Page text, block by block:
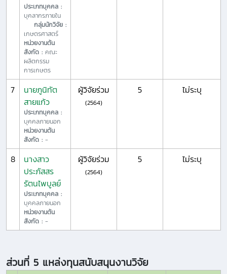
ประเภทบุคคล :
บุคลากรภายใน
กลุ่มนักวิจัย :
เกษตรศาสตร์
หน่วยงานต้น
สังกัด : คณะ
ผลิตกรรม
การเกษตร
7
นายภูนิทัต
สายแก้ว
ประเภทบุคคล :
บุคคลภายนอก
หน่วยงานต้น
สังกัด : -
ผู้วิจัยร่วม
(2564)
5 ไม่ระบุ
8
นางสาว
ประภัสสร
รัตนไพบูลย์
ประเภทบุคคล :
บุคคลภายนอก
หน่วยงานต้น
สังกัด : -
ผู้วิจัยร่วม
(2564)
5 ไม่ระบุ
ส่วนที่ 5 แหล่งทุนสนับสนุนงานวิจัย